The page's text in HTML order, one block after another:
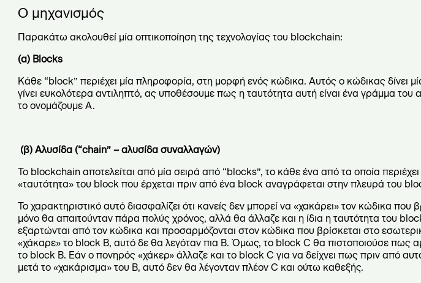
Ο μηχανισμός
Παρακάτω ακολουθεί μία οπτικοποίηση της τεχνολογίας του blockchain:
(α) Blocks
Κάθε “block” περιέχει μία πληροφορία, στη μορφή ενός κώδικα. Αυτός ο κώδικας δίνει
γίνει ευκολότερα αντιληπτό, ας υποθέσουμε πως η ταυτότητα αυτή είναι ένα γράμμα
το ονομάζουμε Α.
(β) Αλυσίδα (“chain” – αλυσίδα συναλλαγών)
Το blockchain αποτελείται από μία σειρά από “blocks”, το κάθε ένα από τα οποία
«ταυτότητα» του block που έρχεται πριν από ένα block αναγράφεται στην πλευρά του
Το χαρακτηριστικό αυτό διασφαλίζει ότι κανείς δεν μπορεί να «χακάρει» τον κώδικα που
μόνο θα απαιτούνταν πάρα πολύς χρόνος, αλλά θα άλλαζε και η ίδια η ταυτότητα του
εξαρτώνται από τον κώδικα και προσαρμόζονται στον κώδικα που βρίσκεται στο
«χάκαρε» το block B, αυτό δε θα λεγόταν πια B. Όμως, το block C θα πιστοποιούσε πως
το block B. Εάν ο πονηρός «χάκερ» άλλαζε και το block C για να δείχνει πως πριν από
μετά το «χακάρισμα» του Β, αυτό δεν θα λέγονταν πλέον C και ούτω καθεξής.